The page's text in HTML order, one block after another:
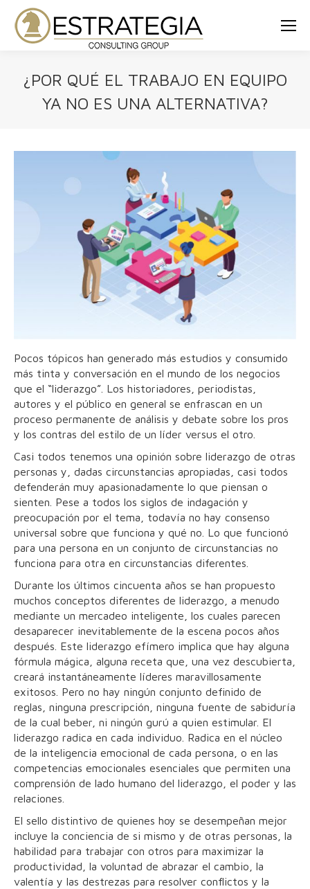
¿POR QUÉ EL TRABAJO EN EQUIPO
YA NO ES UNA ALTERNATIVA?
Pocos tópicos han generado más estudios y consumido
más tinta y conversación en el mundo de los negocios
que el “liderazgo”. Los historiadores, periodistas,
autores y el público en general se enfrascan en un
proceso permanente de análisis y debate sobre los pros
y los contras del estilo de un líder versus el otro.
Casi todos tenemos una opinión sobre liderazgo de otras
personas y, dadas circunstancias apropiadas, casi todos
defenderán muy apasionadamente lo que piensan o
sienten. Pese a todos los siglos de indagación y
preocupación por el tema, todavía no hay consenso
universal sobre que funciona y qué no. Lo que funcionó
para una persona en un conjunto de circunstancias no
funciona para otra en circunstancias diferentes.
Durante los últimos cincuenta años se han propuesto
muchos conceptos diferentes de liderazgo, a menudo
mediante un mercadeo inteligente, los cuales parecen
desaparecer inevitablemente de la escena pocos años
después. Este liderazgo efímero implica que hay alguna
fórmula mágica, alguna receta que, una vez descubierta,
creará instantáneamente líderes maravillosamente
exitosos. Pero no hay ningún conjunto definido de
reglas, ninguna prescripción, ninguna fuente de sabiduría
de la cual beber, ni ningún gurú a quien estimular. El
liderazgo radica en cada individuo. Radica en el núcleo
de la inteligencia emocional de cada persona, o en las
competencias emocionales esenciales que permiten una
comprensión de lado humano del liderazgo, el poder y las
relaciones.
El sello distintivo de quienes hoy se desempeñan mejor
incluye la conciencia de si mismo y de otras personas, la
habilidad para trabajar con otros para maximizar la
productividad, la voluntad de abrazar el cambio, la
valentía y las destrezas para resolver conflictos y la